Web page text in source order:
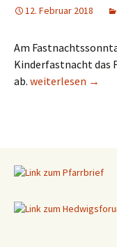
12. Februar 2018
Am
Kinderfastnacht das
ab. Eine lustige
weiterlesen →